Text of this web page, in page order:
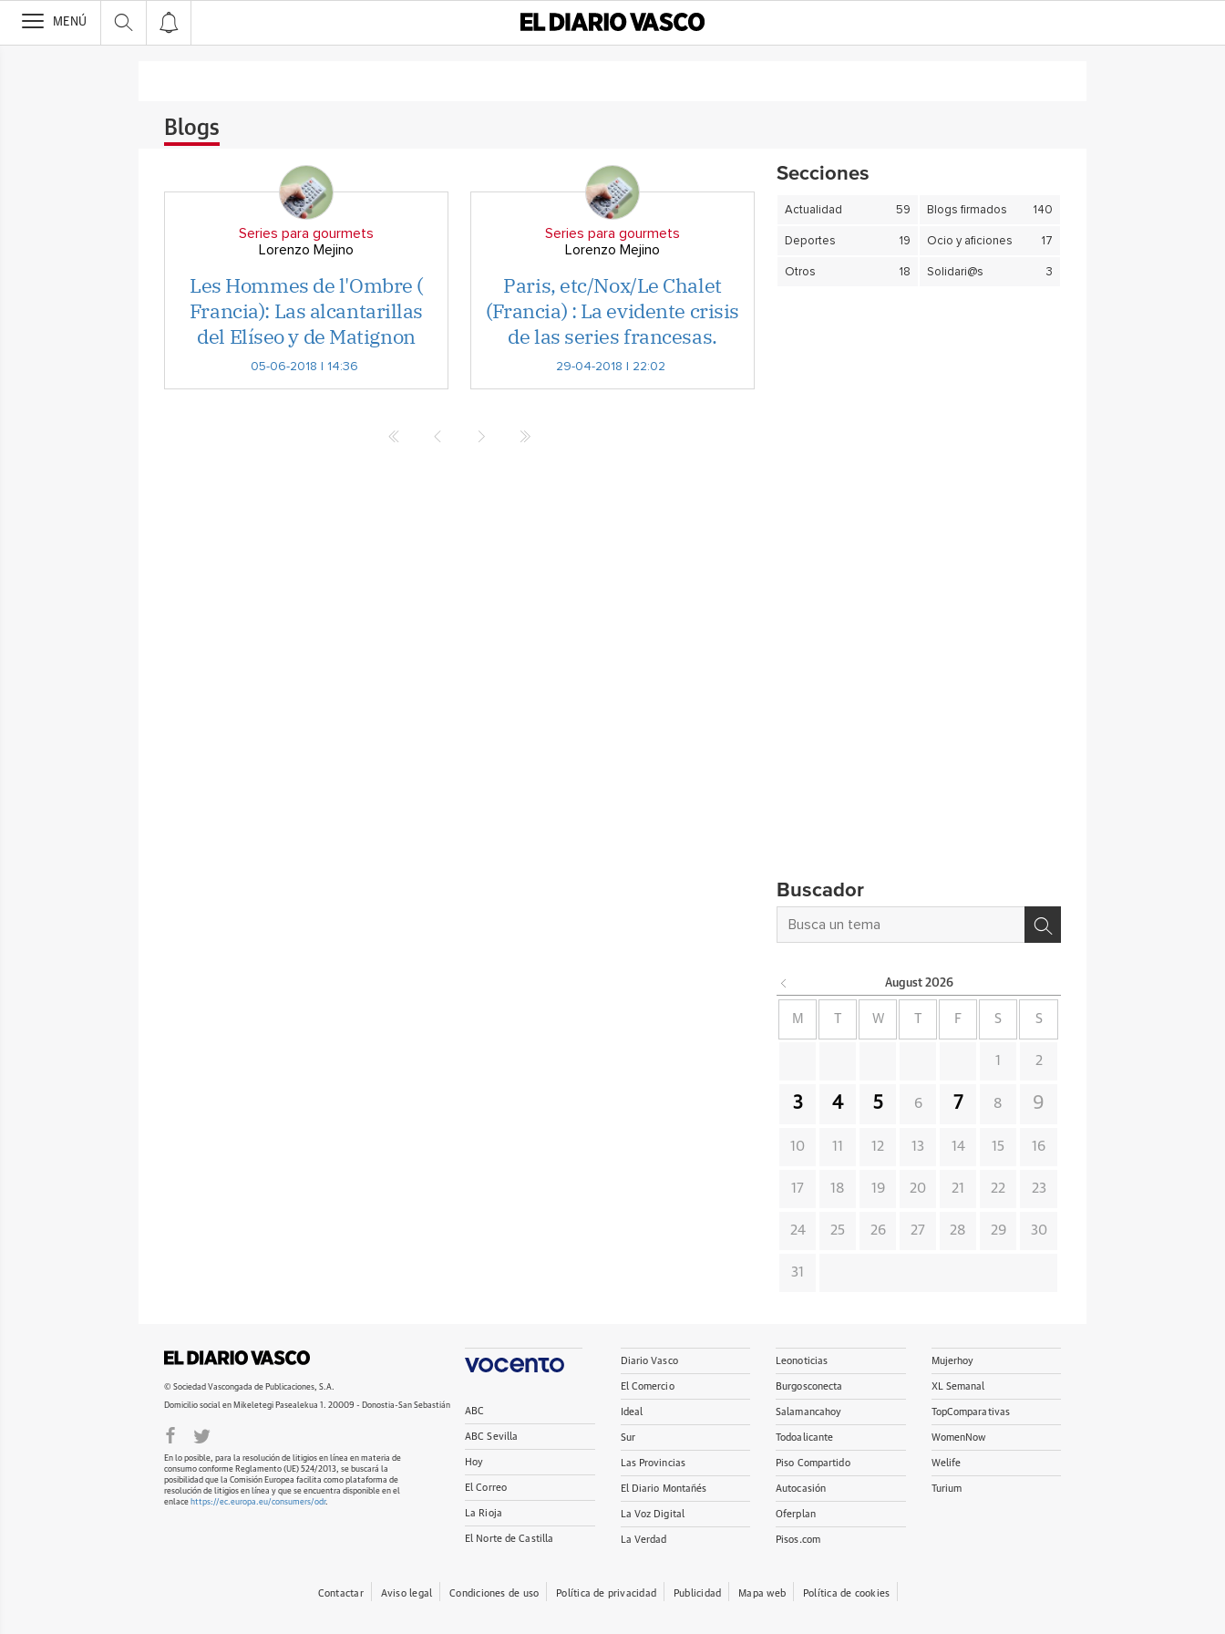
>
MENÚ
Blogs
Series para gourmets
Lorenzo Mejino
Les Hommes de l'Ombre (
Francia): Las alcantarillas
del Elíseo y de Matignon
05-06-2018 | 14:36
Series para gourmets
Lorenzo Mejino
Paris, etc/Nox/Le Chalet
(Francia) : La evidente crisis
de las series francesas.
29-04-2018 | 22:02
Secciones
Actualidad 59 Blogs firmados 140
Deportes 19 Ocio y aficiones 17
Otros 18 Solidari@s 3
Buscador
August 2026
M W F S S
1 2
3 4 5 6 7 8 9
10 11 12 13 14 15 16
17 18 19 20 21 22 23
24 25 26 27 28 29 30
31
© Sociedad Vascongada de Publicaciones, S.A.
Domicilio social en Mikeletegi Pasealekua 1. 20009 - Donostia-San Sebastián
En lo posible, para la resolución de litigios en línea en materia de
consumo conforme Reglamento (UE) 524/2013, se buscará la
posibilidad que la Comisión Europea facilita como plataforma de
resolución de litigios en línea y que se encuentra disponible en el
enlace https://ec.europa.eu/consumers/odr.
ABC
ABC Sevilla
Hoy
El Correo
La Rioja
El Norte de Castilla
Diario Vasco
El Comercio
Ideal
Sur
Las Provincias
El Diario Montañés
La Voz Digital
La Verdad
Leonoticias
Burgosconecta
Salamancahoy
Todoalicante
Piso Compartido
Autocasión
Oferplan
Pisos.com
Mujerhoy
XL Semanal
TopComparativas
WomenNow
Welife
Turium
Contactar Aviso legal Condiciones de uso Política de privacidad Publicidad Mapa web Política de cookies